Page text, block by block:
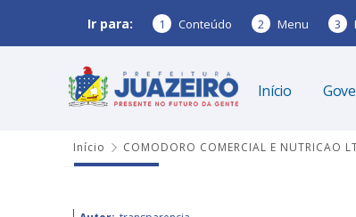
Ir para: 1 Conteúdo 2 Menu 3
Início
Início COMODORO COMERCIAL E NUTRICAO